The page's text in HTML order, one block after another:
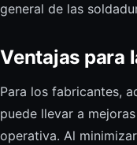
general de las
Ventajas para
Para los fabricantes,
puede llevar a
operativa. Al